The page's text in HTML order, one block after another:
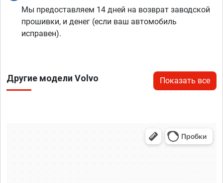
Мы предоставляем 14 дней на возврат заводской
прошивки, и денег (если ваш автомобиль
исправен).
Другие модели Volvo Показать все